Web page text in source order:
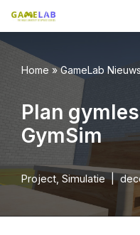
naar
de
Home »GameLab Nieuws
Plan
GymSim
Project Simulatie